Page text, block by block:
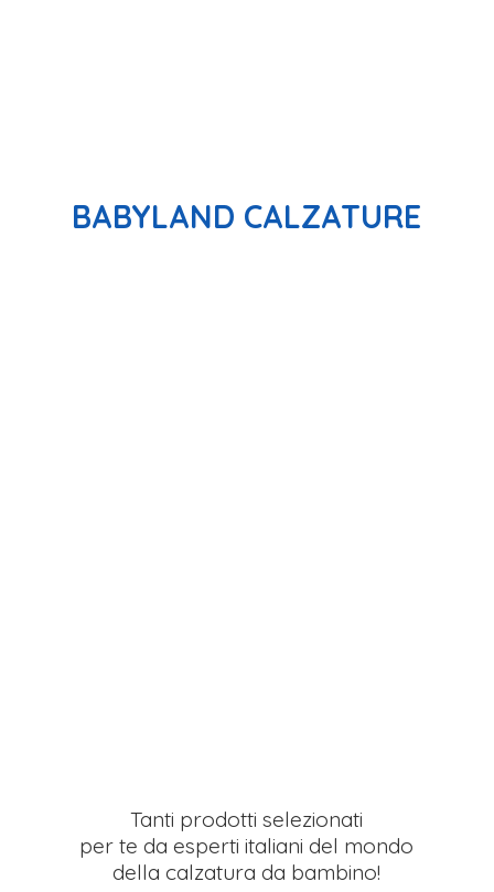
BABYLAND CALZATURE
Tanti prodotti selezionati
per te da esperti italiani del mondo
della calzatura da bambino!